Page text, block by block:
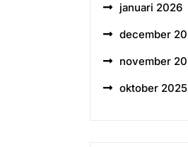
januari 2026
december
november
oktober 2025